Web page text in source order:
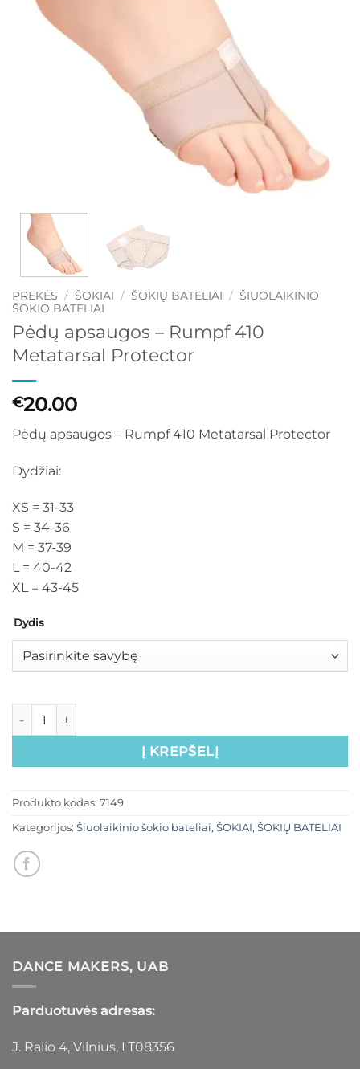
PREKĖS / ŠOKIAI / ŠOKIŲ BATELIAI / ŠIUOLAIKINIO
ŠOKIO BATELIAI
Pėdų apsaugos – Rumpf 410
Metatarsal Protector
€20.00
Pėdų apsaugos – Rumpf 410 Metatarsal Protector
Dydžiai:
XS = 31-33
S = 34-36
M = 37-39
L = 40-42
XL = 43-45
Dydis
Į KREPŠELĮ
Produkto kodas: 7149
Kategorijos: Šiuolaikinio šokio bateliai, ŠOKIAI, ŠOKIŲ BATELIAI
DANCE MAKERS, UAB
Parduotuvės adresas:
J. Ralio 4, Vilnius, LT08356